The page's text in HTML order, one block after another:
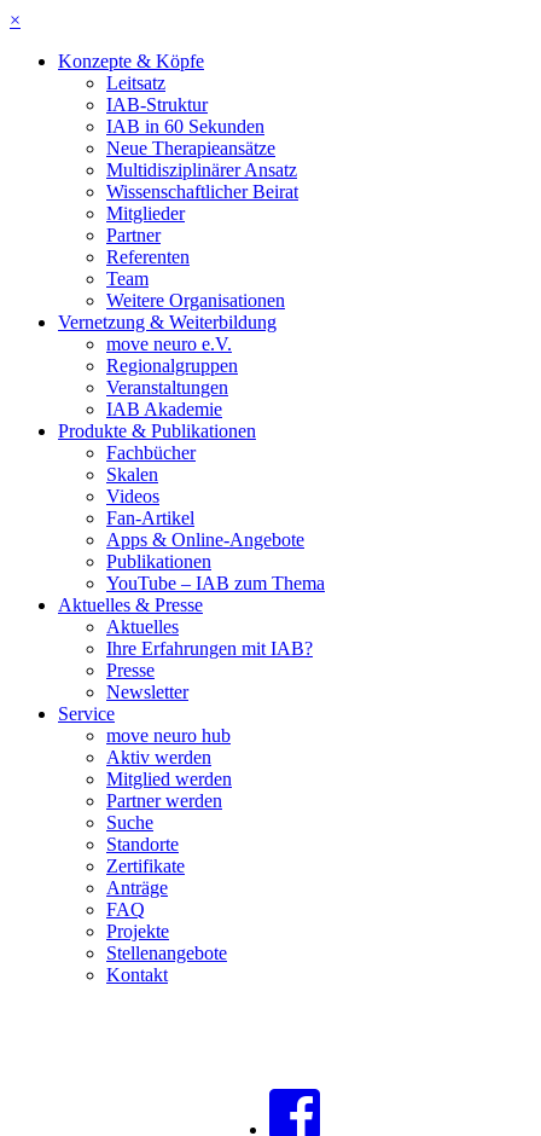
×
Konzepte & Köpfe
Leitsatz
IAB-Struktur
IAB in 60 Sekunden
Neue Therapieansätze
Multidisziplinärer Ansatz
Wissenschaftlicher Beirat
Mitglieder
Partner
Referenten
Team
Weitere Organisationen
Vernetzung & Weiterbildung
move neuro e.V.
Regionalgruppen
Veranstaltungen
IAB Akademie
Produkte & Publikationen
Fachbücher
Skalen
Videos
Fan-Artikel
Apps & Online-Angebote
Publikationen
YouTube – IAB zum Thema
Aktuelles & Presse
Aktuelles
Ihre Erfahrungen mit IAB?
Presse
Newsletter
Service
move neuro hub
Aktiv werden
Mitglied werden
Partner werden
Suche
Standorte
Zertifikate
Anträge
FAQ
Projekte
Stellenangebote
Kontakt